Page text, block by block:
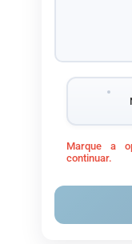
Marque a
continuar.